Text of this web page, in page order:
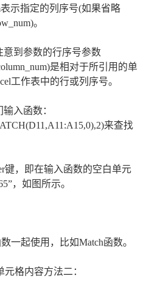
表示指定的列序号(如果省略
。
意到参数的行序号参数
是相对于所引用的单
工作表中的行或列序号。
入函数：
来查找
键，即在输入函数的空白单元
，如图所示。
一起使用，比如Match函数。
格内容方法二：